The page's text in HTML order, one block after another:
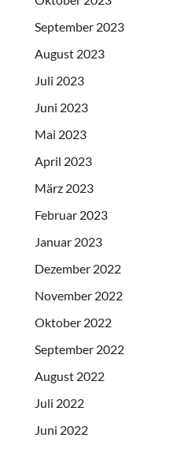
September 2023
August 2023
Juli 2023
Juni 2023
Mai 2023
April 2023
März 2023
Februar 2023
Januar 2023
Dezember 2022
November 2022
Oktober 2022
September 2022
August 2022
Juli 2022
Juni 2022